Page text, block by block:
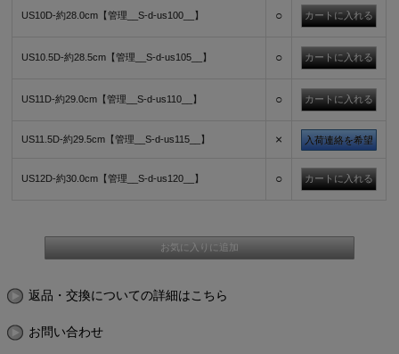
US10D-約28.0cm【管理__S-d-us100__】 ○
US10.5D-約28.5cm【管理__S-d-us105__】 ○
US11D-約29.0cm【管理__S-d-us110__】 ○
US11.5D-約29.5cm【管理__S-d-us115__】 × 入荷連絡を希望
US12D-約30.0cm【管理__S-d-us120__】 ○
返品・交換についての詳細はこちら
お問い合わせ